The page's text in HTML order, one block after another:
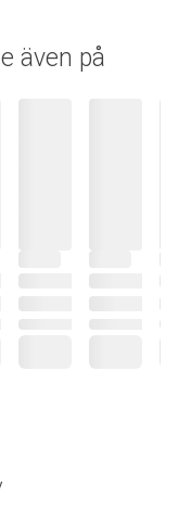
även på